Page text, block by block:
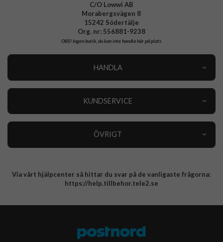
C/O Lowwi AB
Morabergsvägen 8
15242 Södertälje
Org. nr: 556881-9238
OBS!Ingen butik, du kan inte handla här på plats
HANDLA
KUNDSERVICE
ÖVRIGT
Integritetspolicy
Via vårt hjälpcenter så hittar du svar på de vanligaste frågorna:
https://help.tillbehor.tele2.se